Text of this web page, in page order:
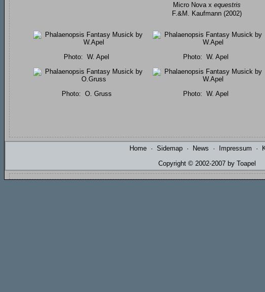
Micro Nova x equestris
F.&M. Kaufmann (2002)
Photo: W. Apel Photo: W. Apel
Photo: O. Gruss Photo: W. Apel
Home · Sidemap · News · Impressum ·
Copyright © 2002-2007 by Toapel